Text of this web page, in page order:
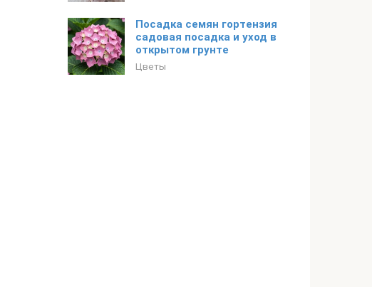
Посадка семян гортензия
садовая посадка и уход в
открытом грунте
Цветы